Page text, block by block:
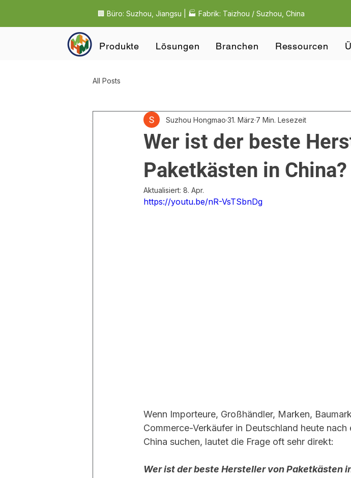
🏢 Büro: Suzhou, Jiangsu | 🏭 Fabrik: Taizhou / Suzhou, China
Produkte Lösungen Branchen Ressourcen
All Posts
Wer ist der beste
Paketkästen in China?
Suzhou Hongmao 31. März 7 Min. Lesezeit
Aktualisiert: 8. Apr.
https://youtu.be/nR-VsTSbnDg
Wenn Importeure, Großhändler, Marken,
Commerce-Verkäufer in Deutschland heute
China suchen, lautet die Frage oft sehr direkt:
Wer ist der beste Hersteller von Paketkästen